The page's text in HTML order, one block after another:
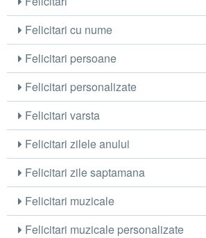
Felicitari cu nume
Felicitari persoane
Felicitari personalizate
Felicitari varsta
Felicitari zilele anului
Felicitari zile saptamana
Felicitari muzicale
Felicitari muzicale personalizate